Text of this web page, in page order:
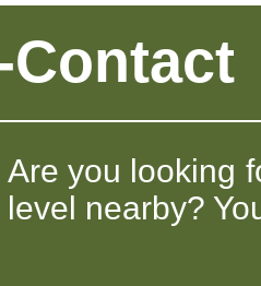
Contact
Are you looking
level nearby?